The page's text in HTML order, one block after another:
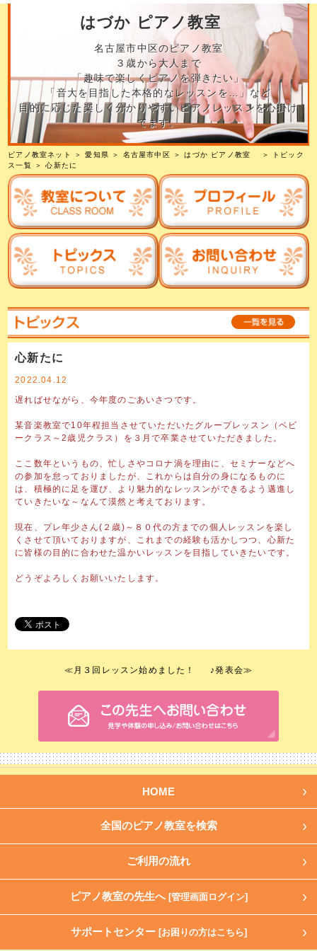
はづか ピアノ教室
名古屋市中区のピアノ教室
３歳から大人まで
「趣味で楽しくピアノを弾きたい」
「音大を目指した本格的なレッスンを…」など
目的に応じた楽しく分かりやすいピアノレッスンを心掛け
てます。
ピアノ教室ネット ＞愛知県 ＞ 名古屋市中区 ＞はづか ピアノ教室 ＞
トピック
ス一覧 ＞ 心新たに
心新たに
2022.04.12
遅ればせながら、今年度のごあいさつです。
某音楽教室で10年程担当させていただいたグループレッスン（ベビ
ークラス～2歳児クラス）を３月で卒業させていただきました。
ここ数年というもの、忙しさやコロナ渦を理由に、セミナーなどへ
の参加を怠っておりましたが、これからは自分の身になるものに
は、積極的に足を運び、より魅力的なレッスンができるよう邁進し
ていきたいな～なんて漠然と考えております。
現在、プレ年少さん(２歳)～８０代の方までの個人レッスンを楽し
くさせて頂いておりますが、これまでの経験も活かしつつ、心新た
に皆様の目的に合わせた温かいレッスンを目指していきたいです。
どうぞよろしくお願いいたします。
≪ 月３回レッスン始めました！ ♪発表会≫
HOME
全国のピアノ教室を検索
ご利用の流れ
ピアノ教室の先生へ [管理画面ログイン]
サポートセンター [お困りの方はこちら]